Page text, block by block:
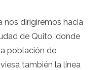
nos dirigiremos hacia
de Quito, donde
población de
también la línea